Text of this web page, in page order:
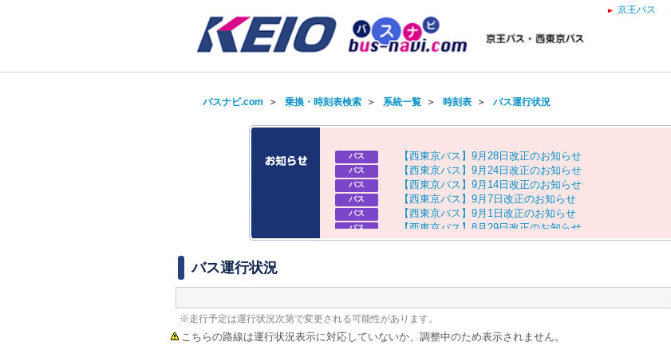
京王バス
バスナビ.com ＞ 乗換・時刻表検索＞ 系統一覧＞ 時刻表＞ バス運行状況
バス 【西東京バス 】 9月 28 日 改正のお知 らせ
バス 【西東京バス 】 9月 24 日 改正のお知 らせ
バス 【西東京バス 】 9月 14 日 改正のお知 らせ
バス 【西東京バス 】 9月 7 日 改正のお知 らせ
バス 【西東京バス 】 9月 1 日 改正のお知 らせ
バス 【西東京バス 】 8 月 29日改正のお知 らせ
バス 【京王バス】お盆ダイヤのお知らせ
バス運行状況
※走行予定は運行状況次第で変更される可能性があります。
こちらの路線は運行状況表示に対応していないか、調整中のため表示されません。